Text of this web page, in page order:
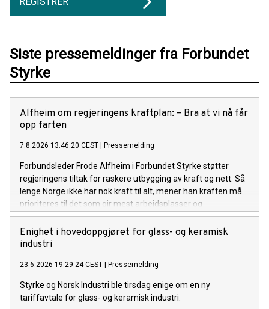
Siste pressemeldinger fra Forbundet
Styrke
Alfheim om regjeringens kraftplan: – Bra at vi nå får
opp farten
7.8.2026 13:46:20 CEST Pressemelding
Forbundsleder Frode Alfheim i Forbundet Styrke støtter
regjeringens tiltak for raskere utbygging av kraft og nett. Så
lenge Norge ikke har nok kraft til alt, mener han kraften må
prioriteres til det som gir mest arbeidsplasser og
verdiskaping.
Enighet i hovedoppgjøret for glass- og keramisk
industri
23.6.2026 19:29:24 CEST Pressemelding
Styrke og Norsk Industri ble tirsdag enige om en ny
tariffavtale for glass- og keramisk industri.